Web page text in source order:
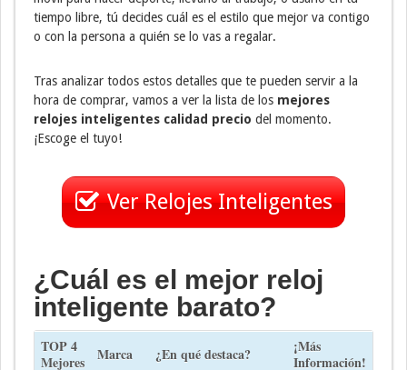
tiempo libre, tú decides cuál es el estilo que mejor va contigo
o con la persona a quién se lo vas a regalar.
Tras analizar todos estos detalles que te pueden servir a la
hora de comprar, vamos a ver la lista de los mejores
relojes inteligentes calidad precio del momento.
¡Escoge el tuyo!
Ver Relojes Inteligentes
¿Cuál es el mejor reloj
inteligente barato?
TOP 4
Mejores
Marca ¿En qué destaca?
¡Más
Información!